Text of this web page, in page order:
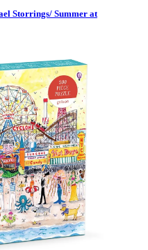
Storrings/ Summer at